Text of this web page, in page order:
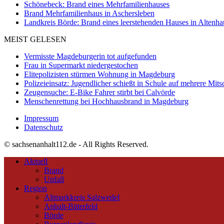
Schönebeck: Brand eines Mehrfamilienhauses
Brand Mehrfamilienhaus in Aschersleben
Landkreis Börde: Brand eines leerstehenden Hauses in
MEIST GELESEN
Vermisste Magdeburgerin tot aufgefunden
Frau in Supermarkt niedergestochen
Elitepolizisten stürmen Wohnung in Magdeburg
Polizeieinsatz: Jugendlicher schießt in Schule auf mehrere
Zeugensuche: E-Bike Fahrer stirbt bei Calvörde
Menschenrettung bei Hochhausbrand in Magdeburg
Impressum
Datenschutz
© sachsenanhalt112.de - All Rights Reserved.
Aktuell
Brand
Unfall
Region
Altmarkkreis Salzwedel
Anhalt-Bitterfeld
Börde